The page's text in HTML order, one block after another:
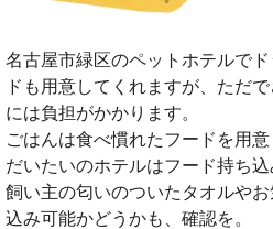
名古屋市緑区のペットホテルで
ドも用意してくれますが、ただ
には負担がかかります。
ごはんは食べ慣れたフードを用意
だいたいのホテルはフード持ち込
飼い主の匂いのついたタオルや
込み可能かどうかも、確認を。